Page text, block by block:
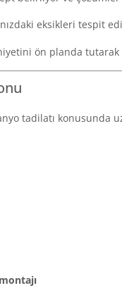
eksikleri tespit
ön planda tutarak
tadilatı konusunda